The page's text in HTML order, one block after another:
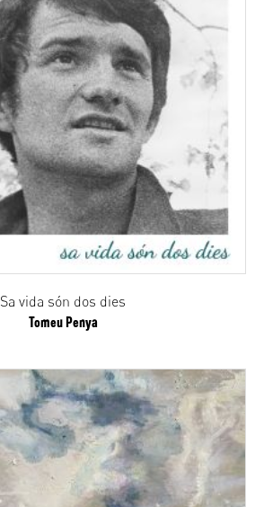
Sa vida són dos dies
Tomeu Penya